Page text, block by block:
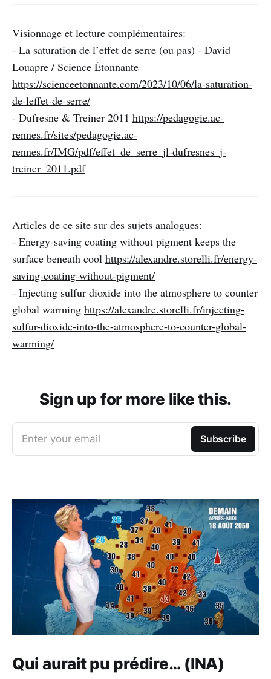
Visionnage et lecture complémentaires:
- La saturation de l’effet de serre (ou pas) - David
Louapre / Science Étonnante
https://scienceetonnante.com/2023/10/06/la-saturation-
de-leffet-de-serre/
- Dufresne & Treiner 2011 https://pedagogie.ac-
rennes.fr/sites/pedagogie.ac-
rennes.fr/IMG/pdf/effet_de_serre_jl-dufresnes_j-
treiner_2011.pdf
Articles de ce site sur des sujets analogues:
- Energy-saving coating without pigment keeps the
surface beneath cool https://alexandre.storelli.fr/energy-
saving-coating-without-pigment/
- Injecting sulfur dioxide into the atmosphere to counter
global warming https://alexandre.storelli.fr/injecting-
sulfur-dioxide-into-the-atmosphere-to-counter-global-
warming/
Sign up for more like this.
Enter your email Subscribe
Qui aurait pu prédire… (INA)